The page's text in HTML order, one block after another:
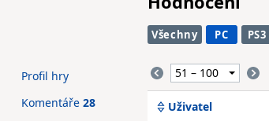
Všechny PC PS3
Uživatel
Profil hry
Komentáře 28